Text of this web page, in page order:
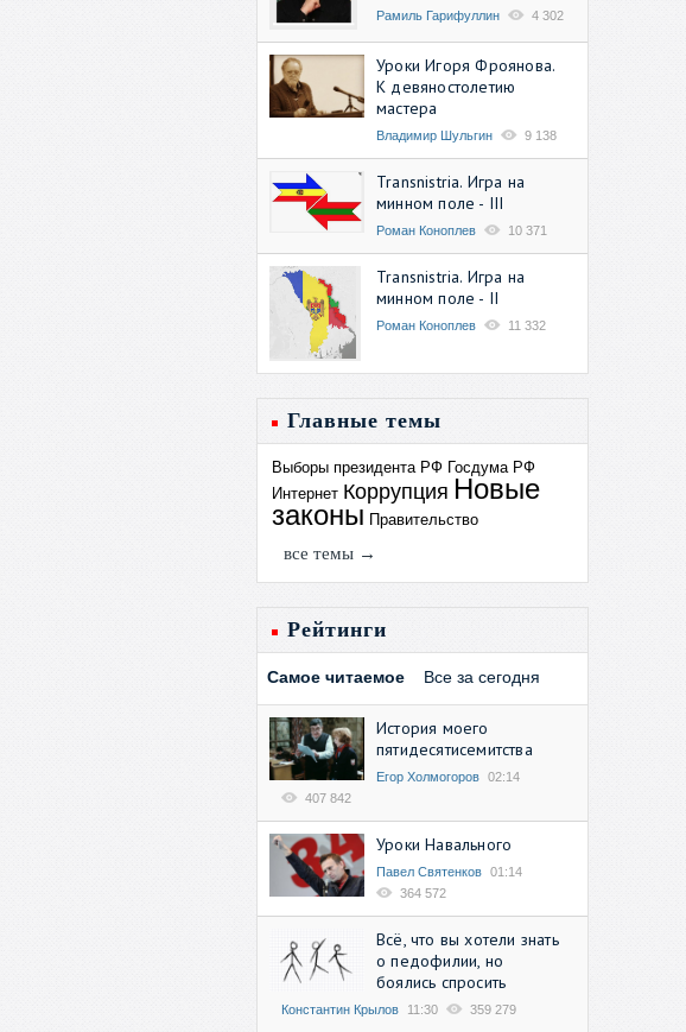
Рамиль Гарифуллин 4 302
Уроки Игоря Фроянова.
К девяностолетию
мастера
Владимир Шульгин 9 138
Transnistria. Игра на
минном поле - III
Роман Коноплев 10 371
Transnistria. Игра на
минном поле - II
Роман Коноплев 11 332
Главные темы
Выборы президента РФ Госдума РФ
Интернет Коррупция Новые
законы Правительство
все темы →
Рейтинги
Самое читаемое Все за сегодня
История моего
пятидесятисемитства
Егор Холмогоров 02:14
407 842
Уроки Навального
Павел Святенков 01:14
364 572
Всё, что вы хотели знать
о педофилии, но
боялись спросить
Константин Крылов 11:30 359 279